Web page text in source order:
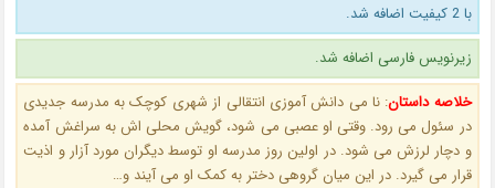
با 2 کیفیت اضافه شد.
زیرنویس فارسی اضافه شد.
خلاصه داستان: نا می دانش آموزی انتقالی از شهری کوچک به مدرسه جدیدی
در سئول می رود. وقتی او عصبی می شود، گویش محلی اش به سراغش آمده
و دچار لرزش می شود. در اولین روز مدرسه او توسط دیگران مورد آزار و اذیت
قرار می گیرد. در این میان گروهی دختر به کمک او می آیند و…